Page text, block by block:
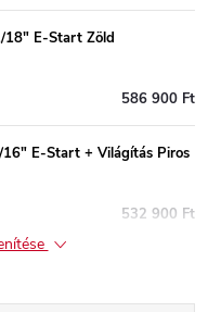
18" E-Start Zöld
586 900 Ft
E-Start + Világítás Piros
532 900 Ft